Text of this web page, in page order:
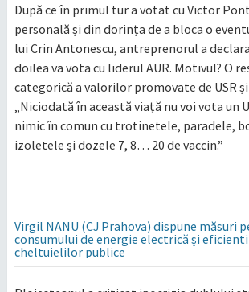
După ce în primul tur a votat cu Victor
personală și din dorința de a bloca o
lui Crin Antonescu, antreprenorul a
doilea va vota cu liderul AUR. Motivul? O
categorică a valorilor promovate de USR
„Niciodată în această viață nu voi vota un
nimic în comun cu trotinetele, paradele,
izoletele și dozele 7, 8… 20 de vaccin.”
Virgil NANU (CJ Prahova) dispune măsuri
consumului de energie electrică și
cheltuielilor publice